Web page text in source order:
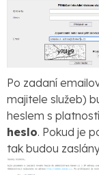
Po zadaní
majitele služeb)
heslem s platností
heslo. Pokud je
tak budou